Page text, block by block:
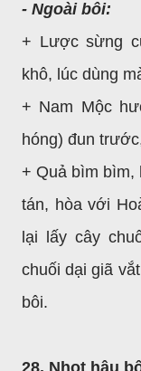
- Ngoài bôi:
+ Lược sừng
khô, lúc dùng
+ Nam Mộc
hóng) đun
+ Quả bìm bìm,
tán, hòa với
lại lấy cây
chuối dại giã
bôi.
28. Nhọt hậu